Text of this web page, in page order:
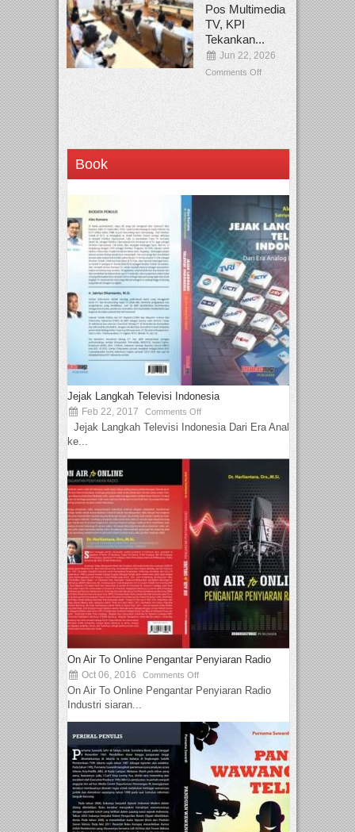
Pos Multimedia
TV, KPI
Tekankan...
Jun 22, 2026
Comments Off
Book
Jejak Langkah Televisi Indonesia
Feb 22, 2017 Comments Off
Jejak Langkah Televisi Indonesia Dari Era Analog
ke...
On Air To Online Pengantar Penyiaran Radio
Oct 06, 2016 Comments Off
On Air To Online Pengantar Penyiaran Radio
Industri siaran...